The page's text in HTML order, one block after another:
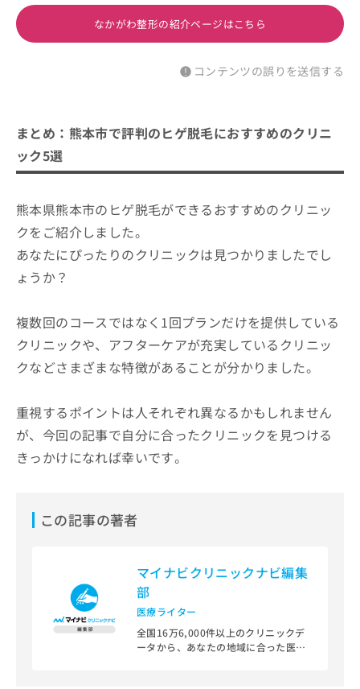
なかがわ整形の紹介ページはこちら
コンテンツの誤りを送信する
まとめ：熊本市で評判のヒゲ脱毛におすすめのクリニ
ック5選
熊本県熊本市のヒゲ脱毛ができるおすすめのクリニッ
クをご紹介しました。
あなたにぴったりのクリニックは見つかりましたでし
ょうか？
複数回のコースではなく1回プランだけを提供している
クリニックや、アフターケアが充実しているクリニッ
クなどさまざまな特徴があることが分かりました。
重視するポイントは人それぞれ異なるかもしれません
が、今回の記事で自分に合ったクリニックを見つける
きっかけになれば幸いです。
この記事の著者
マイナビクリニックナビ編集
部
医療ライター
全国16万6,000件以上のクリニックデ
ータから、あなたの地域に合った医療